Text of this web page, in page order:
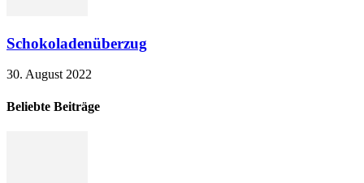
Schokoladenüberzug
30. August 2022
Beliebte Beiträge